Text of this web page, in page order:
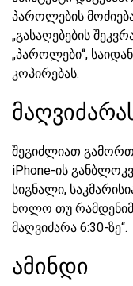
პაროლების
„გასაღებების
„პაროლები“,
კოპირებას.
შეგიძლიათ
iPhone-ის
სიგნალი,
ხოლო თუ
მაღვიძარა 6:30-ზე“.
ამინდი